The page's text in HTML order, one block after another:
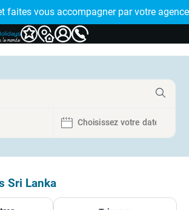
accompagner par votre agence de
🤩 PAIEMENT EN
Sri Lanka